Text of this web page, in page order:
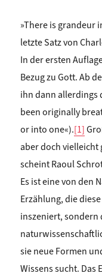
»There is grandeur
letzte Satz von
In der ersten
Bezug zu Gott. Ab
ihn dann allerdings
been originally
or into one«).[1]
aber doch vielleicht
scheint Raoul
Es ist eine von den
Erzählung, die
inszeniert, sondern
sie neue Formen
Wissens sucht. Das